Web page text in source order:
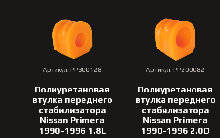
Артикул: PP300128
Полиуретановая
втулка переднего
стабилизатора
Nissan Primera
1990-1996 1.8L
Артикул: PP200082
Полиуретановая
втулка переднего
стабилизатора
Nissan Primera
1990-1996 2.0D